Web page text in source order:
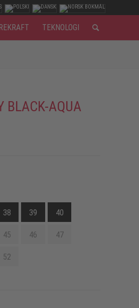
TEKNOLOGI
BLACK-AQUA
38 39 40
45 46 47
52